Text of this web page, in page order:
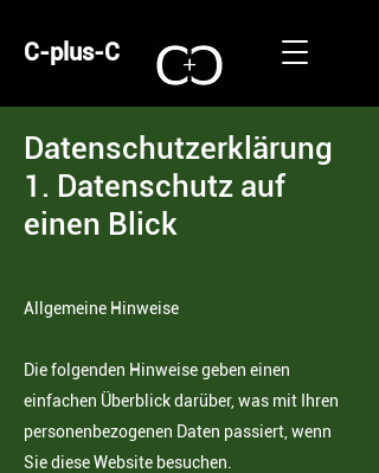
C-plus-C
Datenschutzerklärung
1. Datenschutz auf
einen Blick
Allgemeine Hinweise
Die folgenden Hinweise geben einen
einfachen Überblick darüber, was mit Ihren
personenbezogenen Daten passiert, wenn
Sie diese Website besuchen.